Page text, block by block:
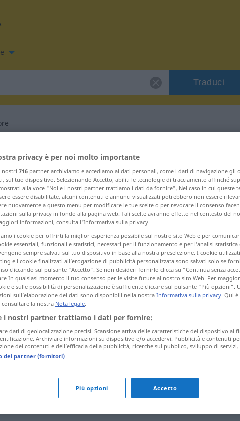
Traduci
"Chorempore"
dettagli)
Chorempore ARCH
privacy è per noi molto importante
nostri 716 partner archiviamo e accediamo ai dati personali, come i dati di navigazione gli
sul tuo dispositivo. Selezionando Accetto, abiliti le tecnologie di tracciamento affinché
alla voce "Noi e i nostri partner trattiamo i dati da fornire". Nel caso in cui queste
essere disabilitate, alcuni contenuti e annunci visualizzati potrebbero non essere
nuovamente a questo menu per modificare le tue scelte o per revocare il consenso
sulla privacy in fondo alla pagina web. Tali scelte avranno effetto nel contesto del
informazioni, consulta l'Informativa sulla privacy.
i cookie per offrirti la miglior esperienza possibile sul nostro sito Web e per
essenziali, funzionali e statistici, necessari per il funzionamento e per l’analisi
sempre salvati sul tuo dispositivo in base alla nostra preselezione. I cookie
e i cookie finalizzati all’erogazione di pubblicità personalizzata sono salvati solo se
cliccando sul pulsante “Accetto”. Se non desideri fornirlo clicca su “Continua senza
In qualsiasi momento il tuo consenso per le visite future al nostro sito Web. Per
e sulle possibilità di personalizzazione è sufficiente cliccare sul pulsante “Più opzioni”.
sull’elaborazione dei dati sono disponibili nella nostra Informativa sulla privacy. Qui
consultare la nostra Nota legale.
i nostri partner trattiamo i dati per fornire:
dati di geolocalizzazione precisi. Scansione attiva delle caratteristiche del dispositivo ai
Archiviare informazioni su dispositivo e/o accedervi. Pubblicità e contenuti
dei contenuti e dell’efficacia della pubblicità, ricerche sul pubblico, sviluppo di servizi.
dei partner (fornitori)
Più opzioni Accetto